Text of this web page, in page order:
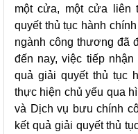
một cửa, một cửa liên
quyết thủ tục hành
ngành công thương đã
đến nay, việc tiếp
quả giải quyết thủ tục
thực hiện chủ yếu qua
và Dịch vụ bưu chính
kết quả giải quyết thủ